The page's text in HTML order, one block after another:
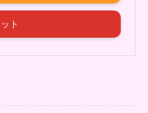
ト